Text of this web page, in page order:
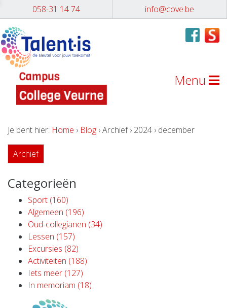
058-31 14 74 info@cove.be
Menu
Je bent hier: Home › Blog › Archief › 2024 › december
Archief
Categorieën
Sport (160)
Algemeen (196)
Oud-collegianen (34)
Lessen (157)
Excursies (82)
Activiteiten (188)
Iets meer (127)
In memoriam (18)